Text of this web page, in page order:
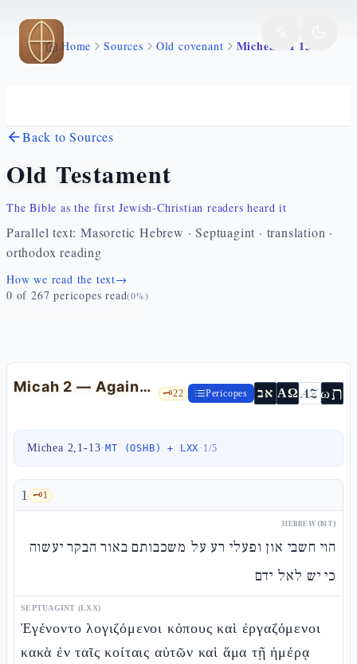
Skip to main content
Home Sources Old covenant Michea 2 1 13
Back to Sources
Old Testament
The Bible as the first Jewish-Christian readers heard it
Parallel text: Masoretic Hebrew · Septuagint · translation ·
orthodox reading
How we read the text→
0 of 267 pericopes read(0%)
Micah 2 — Against the Predators of Land and the Oracle of the Porètz 🗝️22 Pericopes אב ΑΩ AZωת
Michea 2,1-13·MT (OSHB) + LXX· 1/5
1 🗝️1
HEBREW (MT)
הוי חשבי און ופעלי רע על משכבותם באור הבקר יעשוה
כי יש לאל ידם
SEPTUAGINT (LXX)
Ἐγένοντο λογιζόμενοι κόπους καὶ ἐργαζόμενοι
κακὰ ἐν ταῖς κοίταις αὐτῶν καὶ ἅμα τῇ ἡμέρᾳ